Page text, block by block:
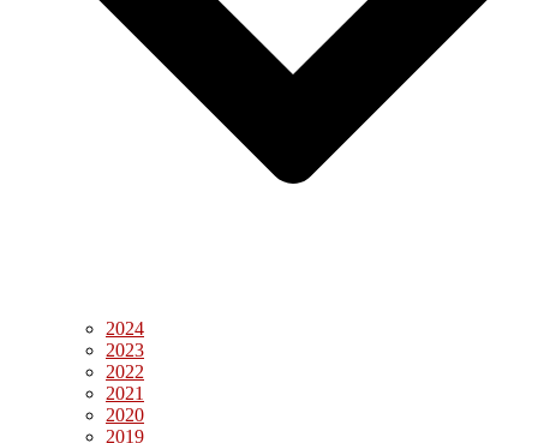
2024
2023
2022
2021
2020
2019